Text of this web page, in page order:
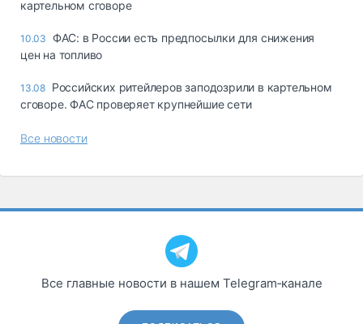
картельном сговоре
10.03
ФАС: в России есть предпосылки для снижения
цен на топливо
13.08 Российских ритейлеров заподозрили в картельном
сговоре. ФАС проверяет крупнейшие сети
Все новости
Все главные новости в нашем Telegram‑канале